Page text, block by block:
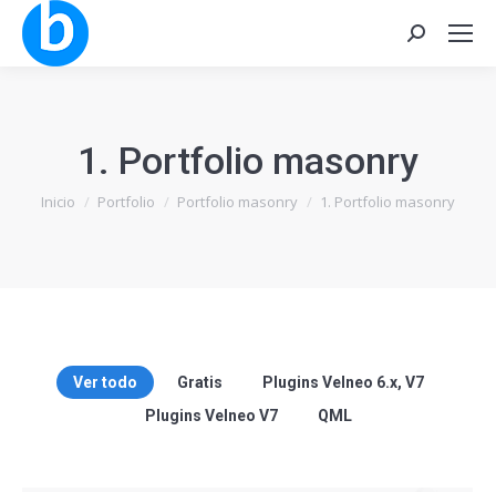
Buscar:
1. Portfolio masonry
Estás aquí:
Inicio Portfolio Portfolio masonry 1. Portfolio masonry
Ver todo Gratis
Plugins Velneo 6.x, V7
Plugins Velneo V7
QML